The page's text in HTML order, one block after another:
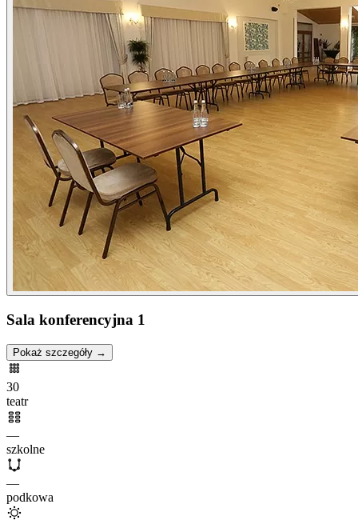
Sala konferencyjna 1
Pokaż szczegóły →
30
teatr
—
szkolne
—
podkowa